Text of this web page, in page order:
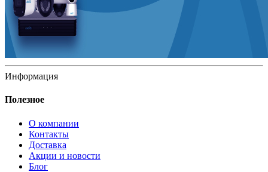
Информация
Полезное
О компании
Контакты
Доставка
Акции и новости
Блог